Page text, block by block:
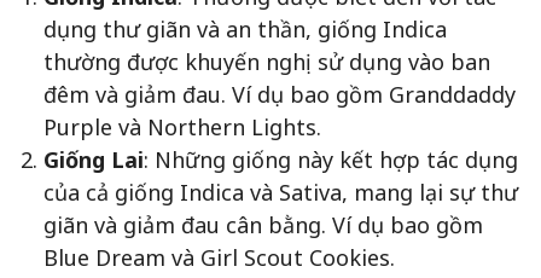
dụng thư giãn và an thần, giống Indica
thường được khuyến nghị sử dụng vào ban
đêm và giảm đau. Ví dụ bao gồm Granddaddy
Purple và Northern Lights.
Giống Lai: Những giống này kết hợp tác dụng
của cả giống Indica và Sativa, mang lại sự thư
giãn và giảm đau cân bằng. Ví dụ bao gồm
Blue Dream và Girl Scout Cookies.